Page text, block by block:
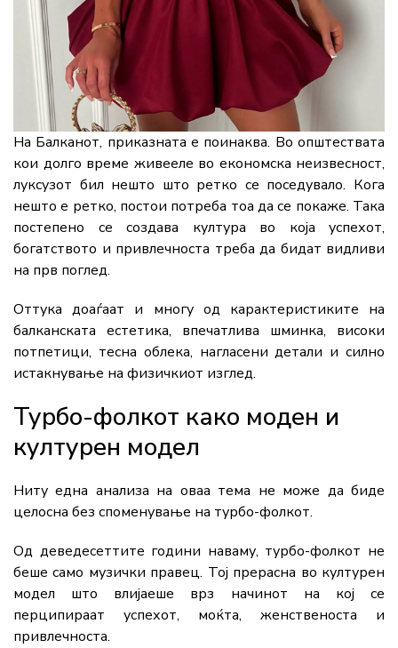
На Балканот, приказната е поинаква. Во општествата
кои долго време живееле во економска неизвесност,
луксузот бил нешто што ретко се поседувало. Кога
нешто е ретко, постои потреба тоа да се покаже. Така
постепено се создава култура во која успехот,
богатството и привлечноста треба да бидат видливи
на прв поглед.
Оттука доаѓаат и многу од карактеристиките на
балканската естетика, впечатлива шминка, високи
потпетици, тесна облека, нагласени детали и силно
истакнување на физичкиот изглед.
Турбо-фолкот како моден и
културен модел
Ниту една анализа на оваа тема не може да биде
целосна без споменување на турбо-фолкот.
Од деведесеттите години наваму, турбо-фолкот не
беше само музички правец. Тој прерасна во културен
модел што влијаеше врз начинот на кој се
перципираат успехот, моќта, женственоста и
привлечноста.